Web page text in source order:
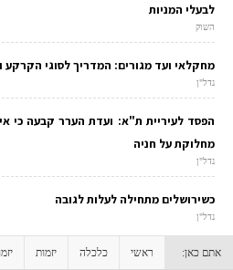
לבעלי המניות
השוק
מחקלאי ועד מגורים: המדריך לסוגי
נדל"ן
הפסד לעיריית ת"א: ועדת הערר קבעה כי
מחלוקת על חניה
נדל"ן
כשירושלים מתחילה לעלות לגובה
נדל"ן
אתם כאן: ראשי כלכלה יזמות